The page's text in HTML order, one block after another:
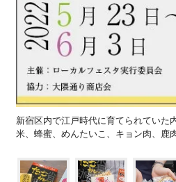
新宿区内で江戸時代に育てられていた
米、蜂蜜、めんたいこ、キョン肉、鹿